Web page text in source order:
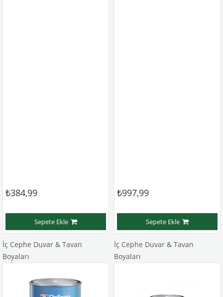
₺384,99
Sepete Ekle
₺997,99
Sepete Ekle
İç Cephe Duvar & Tavan
Boyaları
İç Cephe Duvar & Tavan
Boyaları